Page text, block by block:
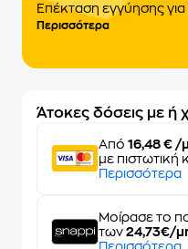
Επέκταση εγγύησης για
Περισσότερα
Άτοκες δόσεις με ή
Από 16,48 € /
με πιστωτική
Περισσότερα
Μοίρασε το
των 24,73€/
Περισσότερα